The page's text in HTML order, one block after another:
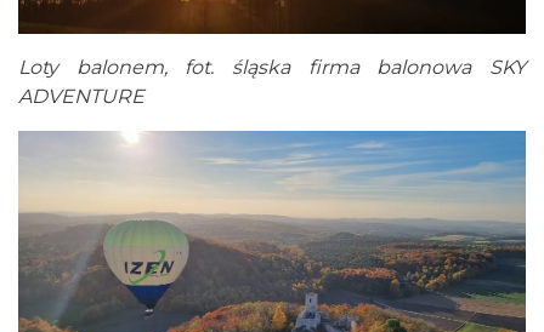
Loty balonem, fot. śląska firma balonowa SKY
ADVENTURE